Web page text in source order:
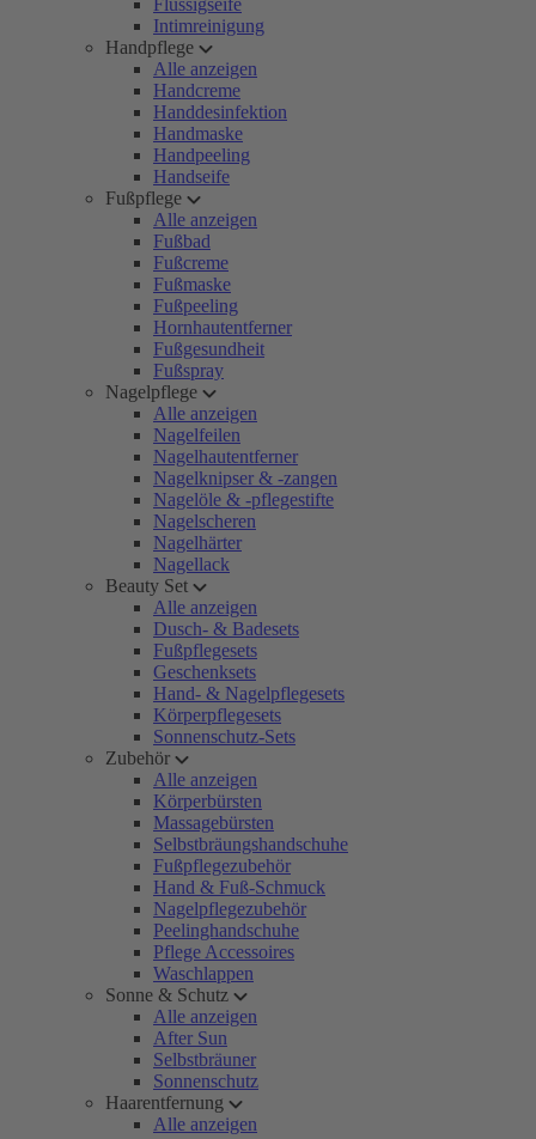
Flüssigseife
Intimreinigung
Handpflege
Alle anzeigen
Handcreme
Handdesinfektion
Handmaske
Handpeeling
Handseife
Fußpflege
Alle anzeigen
Fußbad
Fußcreme
Fußmaske
Fußpeeling
Hornhautentferner
Fußgesundheit
Fußspray
Nagelpflege
Alle anzeigen
Nagelfeilen
Nagelhautentferner
Nagelknipser & -zangen
Nagelöle & -pflegestifte
Nagelscheren
Nagelhärter
Nagellack
Beauty Set
Alle anzeigen
Dusch- & Badesets
Fußpflegesets
Geschenksets
Hand- & Nagelpflegesets
Körperpflegesets
Sonnenschutz-Sets
Zubehör
Alle anzeigen
Körperbürsten
Massagebürsten
Selbstbräungshandschuhe
Fußpflegezubehör
Hand & Fuß-Schmuck
Nagelpflegezubehör
Peelinghandschuhe
Pflege Accessoires
Waschlappen
Sonne & Schutz
Alle anzeigen
After Sun
Selbstbräuner
Sonnenschutz
Haarentfernung
Alle anzeigen